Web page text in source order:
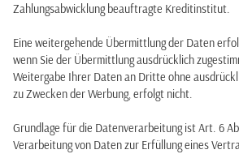
Zahlungsabwicklung beauftragte Kreditinstitut.
Eine weitergehende Übermittlung der Daten
wenn Sie der Übermittlung ausdrücklich
Weitergabe Ihrer Daten an Dritte ohne
zu Zwecken der Werbung, erfolgt nicht.
Grundlage für die Datenverarbeitung ist Art. 6
Verarbeitung von Daten zur Erfüllung eines